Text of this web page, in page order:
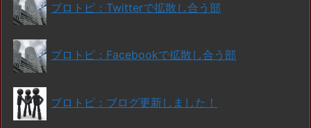
ブロトピ：Twitterで拡散し合う部
ブロトピ：Facebookで拡散し合う部
ブロトピ：ブログ更新しました！